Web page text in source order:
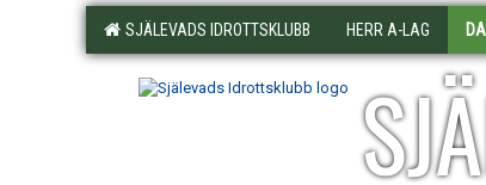
SJÄLEVADS IDROTTSKLUBB HERR A-LAG